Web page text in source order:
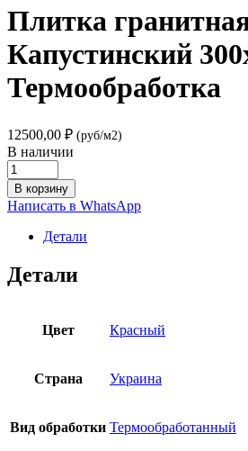
Плитка
Капустинский
Термообработка
12500,00 ₽ (руб/м2)
В наличии
Плитка
гранитная
Капустинский
300х300х30
Термообработка
quantity
В корзину
Написать в WhatsApp
Детали
Детали
Цвет Красный
Страна Украина
Вид обработки Термообработанный